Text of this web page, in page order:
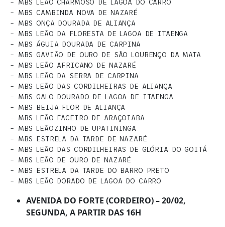
– MBS LEÃO CHARMOSO DE LAGOA DO CARRO
– MBS CAMBINDA NOVA DE NAZARÉ
– MBS ONÇA DOURADA DE ALIANÇA
– MBS LEÃO DA FLORESTA DE LAGOA DE ITAENGA
– MBS ÁGUIA DOURADA DE CARPINA
– MBS GAVIÃO DE OURO DE SÃO LOURENÇO DA MATA
– MBS LEÃO AFRICANO DE NAZARÉ
– MBS LEÃO DA SERRA DE CARPINA
– MBS LEÃO DAS CORDILHEIRAS DE ALIANÇA
– MBS GALO DOURADO DE LAGOA DE ITAENGA
– MBS BEIJA FLOR DE ALIANÇA
– MBS LEÃO FACEIRO DE ARAÇOIABA
– MBS LEÃOZINHO DE UPATININGA
– MBS ESTRELA DA TARDE DE NAZARÉ
– MBS LEÃO DAS CORDILHEIRAS DE GLÓRIA DO GOITÁ
– MBS LEÃO DE OURO DE NAZARÉ
– MBS ESTRELA DA TARDE DO BARRO PRETO
– MBS LEÃO DORADO DE LAGOA DO CARRO
AVENIDA DO FORTE (CORDEIRO) – 20/02,
SEGUNDA, A PARTIR DAS 16H